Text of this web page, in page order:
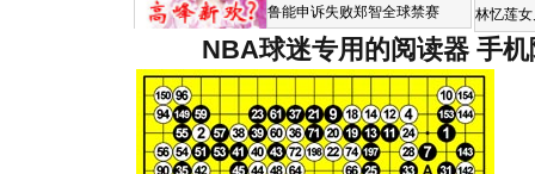
鲁能申诉失败郑智全球禁赛
林忆莲
NBA球迷专用的阅读器 手